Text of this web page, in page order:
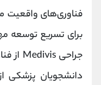
فناوری‌های واقعیت
برای تسریع توسعه
دانشجویان پزشکی